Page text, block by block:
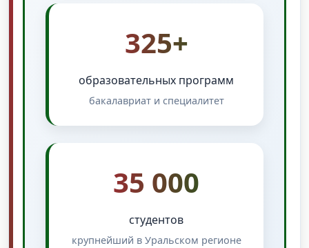
325+
образовательных программ
бакалавриат и специалитет
35 000
студентов
крупнейший в Уральском регионе